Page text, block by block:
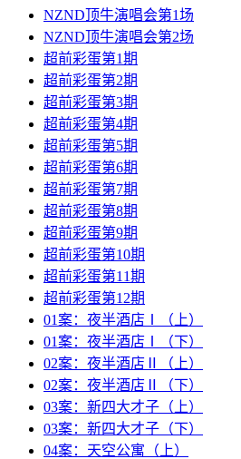
NZND顶牛演唱会第1场
NZND顶牛演唱会第2场
超前彩蛋第1期
超前彩蛋第2期
超前彩蛋第3期
超前彩蛋第4期
超前彩蛋第5期
超前彩蛋第6期
超前彩蛋第7期
超前彩蛋第8期
超前彩蛋第9期
超前彩蛋第10期
超前彩蛋第11期
超前彩蛋第12期
01案：夜半酒店Ⅰ（上）
01案：夜半酒店Ⅰ（下）
02案：夜半酒店Ⅱ（上）
02案：夜半酒店Ⅱ（下）
03案：新四大才子（上）
03案：新四大才子（下）
04案：天空公寓（上）